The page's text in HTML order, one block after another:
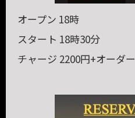
オープン 18時
スタート 18時30分
チャージ 2200円+オーダー